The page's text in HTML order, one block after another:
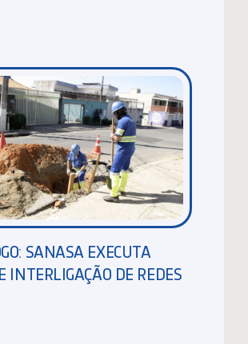
SANASA EXECUTA
INTERLIGAÇÃO DE REDES